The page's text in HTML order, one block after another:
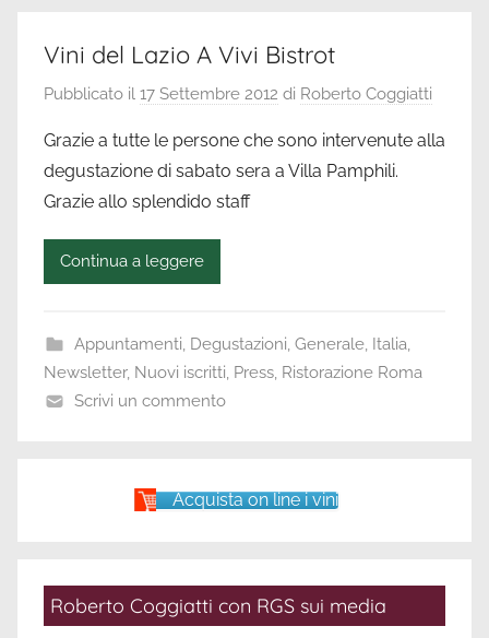
una
storia
da
raccontare
Vini del Lazio A Vivi Bistrot
Pubblicato il 17 Settembre 2012 di Roberto Coggiatti
Grazie a tutte le persone che sono intervenute alla
degustazione di sabato sera a Villa Pamphili.
Grazie allo splendido staff
Continua a leggere
Appuntamenti Degustazioni Generale, Italia
Newsletter, Nuovi iscritti Press Ristorazione Roma
Scrivi un commento
Acquista on line i vini
Roberto Coggiatti con RGS sui media